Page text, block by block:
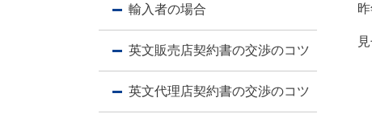
輸入者の場合
英文販売店契約書の交渉のコツ
英文代理店契約書の交渉のコツ